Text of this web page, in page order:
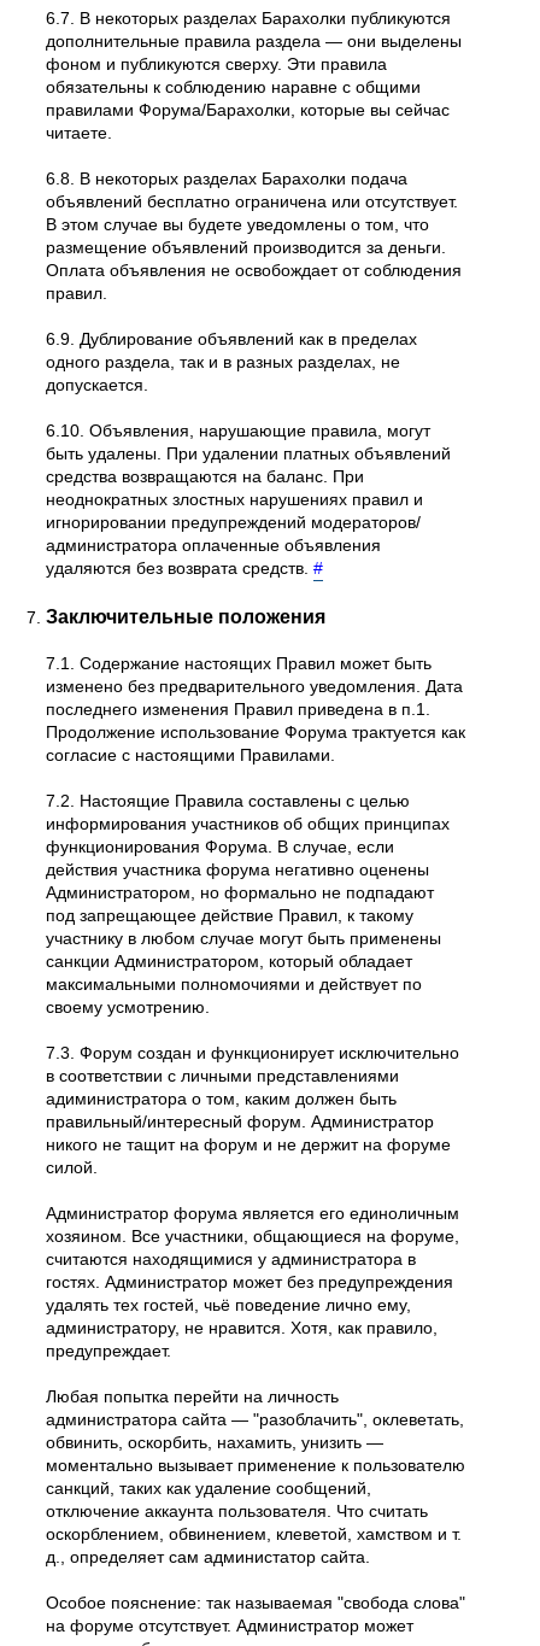
6.7. В некоторых разделах Барахолки публикуются
дополнительные правила раздела — они выделены
фоном и публикуются сверху. Эти правила
обязательны к соблюдению наравне с общими
правилами Форума/Барахолки, которые вы сейчас
читаете.
6.8. В некоторых разделах Барахолки подача
объявлений бесплатно ограничена или отсутствует.
В этом случае вы будете уведомлены о том, что
размещение объявлений производится за деньги.
Оплата объявления не освобождает от соблюдения
правил.
6.9. Дублирование объявлений как в пределах
одного раздела, так и в разных разделах, не
допускается.
6.10. Объявления, нарушающие правила, могут
быть удалены. При удалении платных объявлений
средства возвращаются на баланс. При
неоднократных злостных нарушениях правил и
игнорировании предупреждений модераторов/
администратора оплаченные объявления
удаляются без возврата средств.#
Заключительные положения
7.1. Содержание настоящих Правил может быть
изменено без предварительного уведомления. Дата
последнего изменения Правил приведена в п.1.
Продолжение использование Форума трактуется как
согласие с настоящими Правилами.
7.2. Настоящие Правила составлены с целью
информирования участников об общих принципах
функционирования Форума. В случае, если
действия участника форума негативно оценены
Администратором, но формально не подпадают
под запрещающее действие Правил, к такому
участнику в любом случае могут быть применены
санкции Администратором, который обладает
максимальными полномочиями и действует по
своему усмотрению.
7.3. Форум создан и функционирует исключительно
в соответствии с личными представлениями
адиминистратора о том, каким должен быть
правильный/интересный форум. Администратор
никого не тащит на форум и не держит на форуме
силой.
Администратор форума является его единоличным
хозяином. Все участники, общающиеся на форуме,
считаются находящимися у администратора в
гостях. Администратор может без предупреждения
удалять тех гостей, чьё поведение лично ему,
администратору, не нравится. Хотя, как правило,
предупреждает.
Любая попытка перейти на личность
администратора сайта — "разоблачить", оклеветать,
обвинить, оскорбить, нахамить, унизить —
моментально вызывает применение к пользователю
санкций, таких как удаление сообщений,
отключение аккаунта пользователя. Что считать
оскорблением, обвинением, клеветой, хамством и т.
д., определяет сам администатор сайта.
Особое пояснение: так называемая "свобода слова"
на форуме отсутствует. Администратор может